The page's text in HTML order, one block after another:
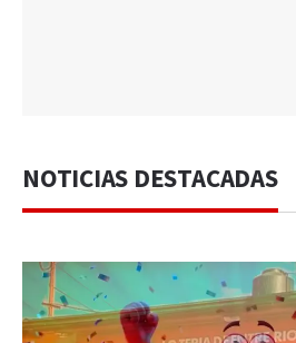
NOTICIAS DESTACADAS